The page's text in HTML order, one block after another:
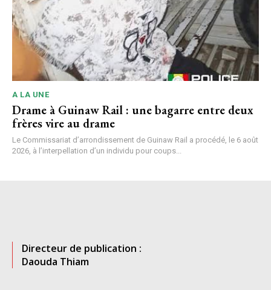
A LA UNE
Drame à Guinaw Rail : une bagarre entre deux
frères vire au drame
Le Commissariat d’arrondissement de Guinaw Rail a procédé, le 6 août
2026, à l’interpellation d’un individu pour coups...
Directeur de publication :
Daouda Thiam